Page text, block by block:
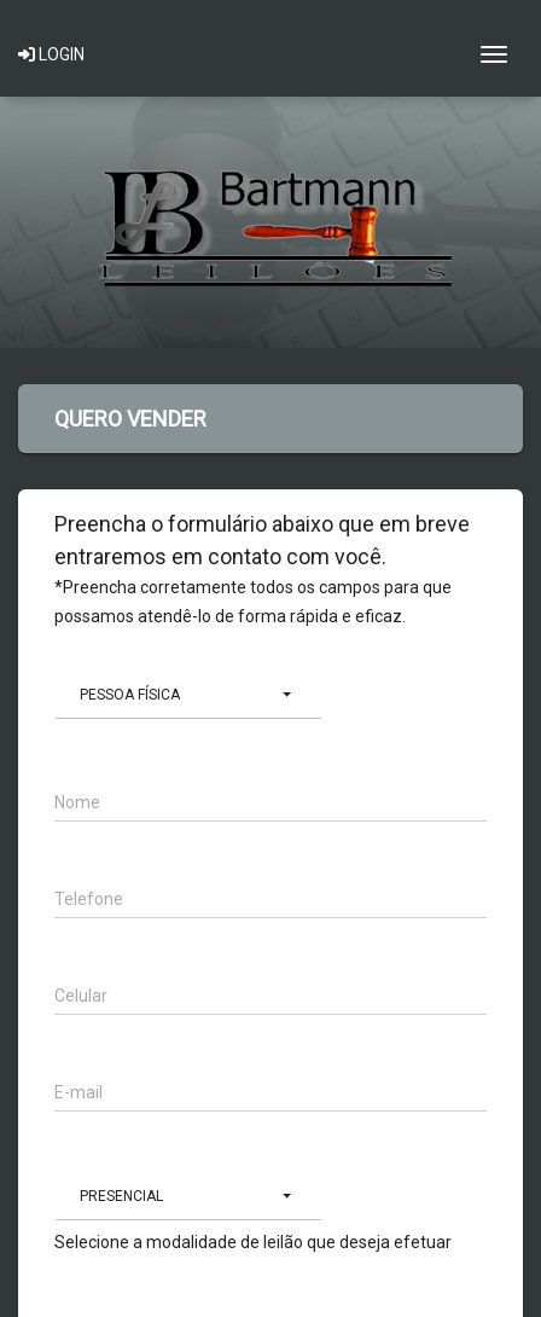
LOGIN
QUERO VENDER
Preencha o formulário abaixo que em breve
entraremos em contato com você.
*Preencha corretamente todos os campos para que
possamos atendê-lo de forma rápida e eficaz.
PESSOA FÍSICA
Nome
Telefone
Celular
E-mail
PRESENCIAL
Selecione a modalidade de leilão que deseja efetuar